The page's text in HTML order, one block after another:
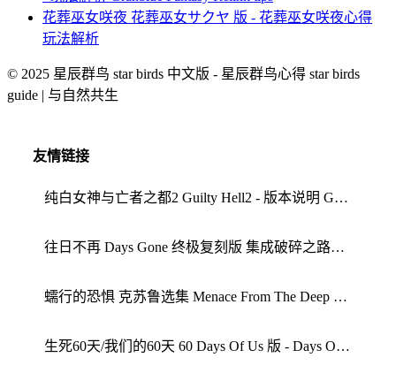
花葬巫女咲夜 花葬巫女サクヤ 版 - 花葬巫女咲夜心得
玩法解析
© 2025 星辰群鸟 star birds 中文版 - 星辰群鸟心得 star birds
guide | 与自然共生
友情链接
纯白女神与亡者之都2 Guilty Hell2 - 版本说明 Guilty Hell guide
往日不再 Days Gone 终极复刻版 集成破碎之路全DLC豪华中文版 - 游戏介绍 玩法解析
蠕行的恐惧 克苏鲁选集 Menace From The Deep 中文版 - 游戏介绍 蠕行的恐惧心得
生死60天/我们的60天 60 Days Of Us 版 - Days Of Us tips 配置要求